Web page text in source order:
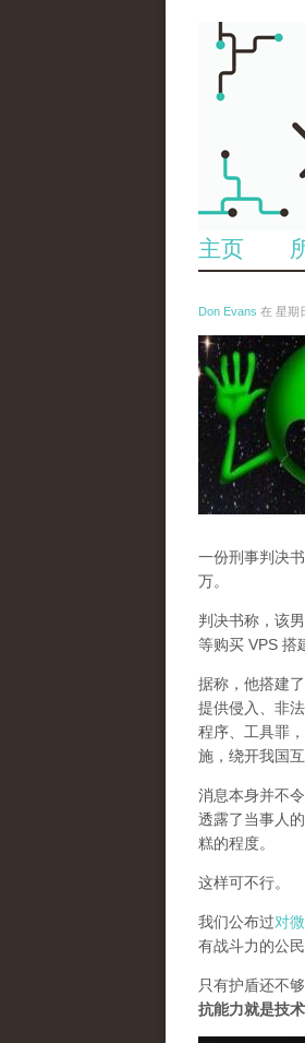
主页
Don Evans 在 星期
一份刑事判决
万。
判决书称，该
等购买 VPS 搭
据称，他搭建
提供侵入、非
程序、工具罪
施，绕开我国
消息本身并不
透露了当事人
糕的程度。
这样可不行。
我们公布过对
有战斗力的公
只有护盾还不
抗能力就是技